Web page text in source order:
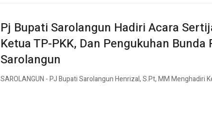
Pj Bupati Sarolangun Hadiri Acara
Ketua TP-PKK, Dan Pengukuhan
Sarolangun
SAROLANGUN - PJ Bupati Sarolangun Henrizal, S.Pt, MM Menghadiri